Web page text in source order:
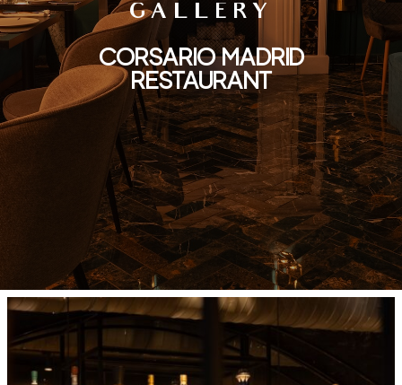
GALLERY
CORSARIO MADRID
RESTAURANT